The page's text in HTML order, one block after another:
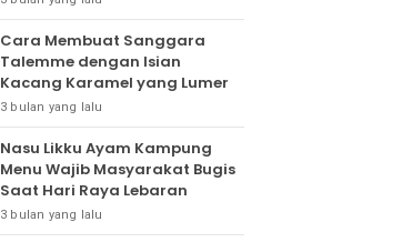
Cara Membuat Sanggara
Talemme dengan Isian
Kacang Karamel yang Lumer
3 bulan yang lalu
Nasu Likku Ayam Kampung
Menu Wajib Masyarakat Bugis
Saat Hari Raya Lebaran
3 bulan yang lalu